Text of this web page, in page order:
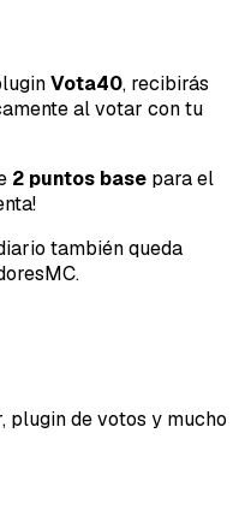
Vota40, recibirás
al votar con tu
2 puntos base para el
también queda
plugin de votos y mucho